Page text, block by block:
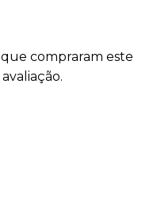
compraram este